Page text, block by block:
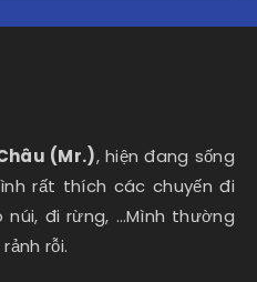
(Mr.), hiện đang sống
rất thích các chuyến đi
đi rừng, …Mình thường
rỗi.